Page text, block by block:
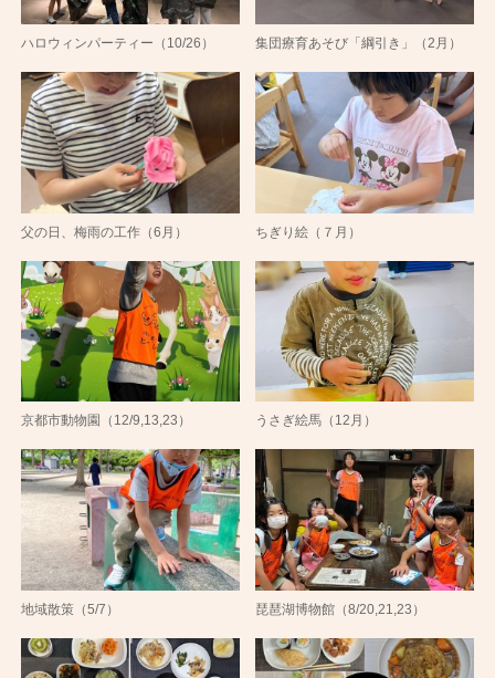
ハロウィンパーティー（10/26） 集団療育あそび「綱引き」（2月）
父の日、梅雨の工作（6月） ちぎり絵（７月）
京都市動物園（12/9,13,23） うさぎ絵馬（12月）
地域散策（5/7） 琵琶湖博物館（8/20,21,23）